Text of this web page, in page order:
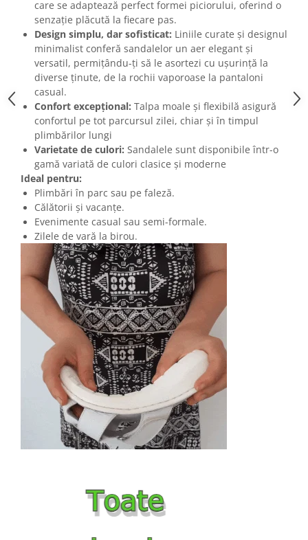
care se adaptează perfect formei piciorului, oferind o
senzație plăcută la fiecare pas.
Design simplu, dar sofisticat: Liniile curate și designul
minimalist conferă sandalelor un aer elegant și
versatil, permițându-ți să le asortezi cu ușurință la
diverse ținute, de la rochii vaporoase la pantaloni
casual.
Confort excepțional: Talpa moale și flexibilă asigură
confortul pe tot parcursul zilei, chiar și în timpul
plimbărilor lungi
Varietate de culori: Sandalele sunt disponibile într-o
gamă variată de culori clasice și moderne
Ideal pentru:
Plimbări în parc sau pe faleză.
Călătorii și vacanțe.
Evenimente casual sau semi-formale.
Zilele de vară la birou.